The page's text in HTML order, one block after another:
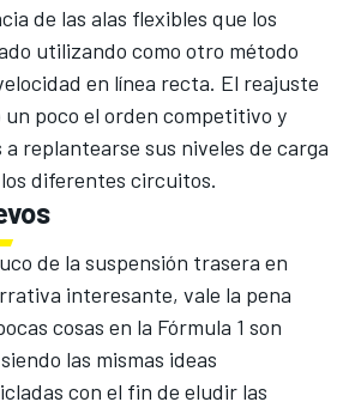
de las alas flexibles que los
utilizando como otro método
en línea recta. El reajuste
poco el orden competitivo y
a replantearse sus niveles de carga
diferentes circuitos.
de la suspensión trasera en
interesante, vale la pena
cosas en la Fórmula 1 son
las mismas ideas
con el fin de eludir las